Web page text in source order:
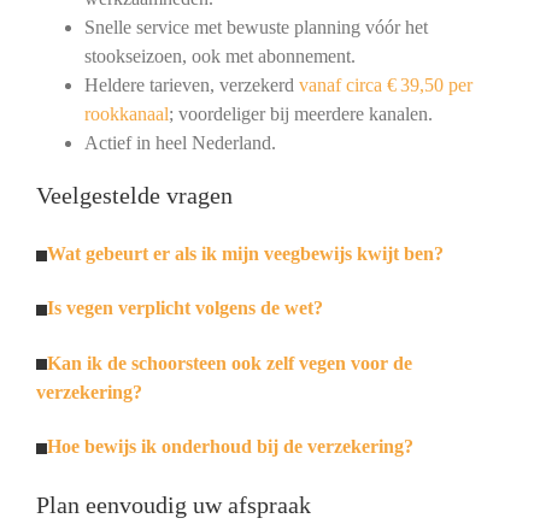
Snelle service met bewuste planning vóór het
stookseizoen, ook met abonnement.
Heldere tarieven, verzekerd vanaf circa € 39,50 per
rookkanaal; voordeliger bij meerdere kanalen.
Actief in heel Nederland.
Veelgestelde vragen
Wat gebeurt er als ik mijn veegbewijs kwijt ben?
Is vegen verplicht volgens de wet?
Kan ik de schoorsteen ook zelf vegen voor de
verzekering?
Hoe bewijs ik onderhoud bij de verzekering?
Plan eenvoudig uw afspraak